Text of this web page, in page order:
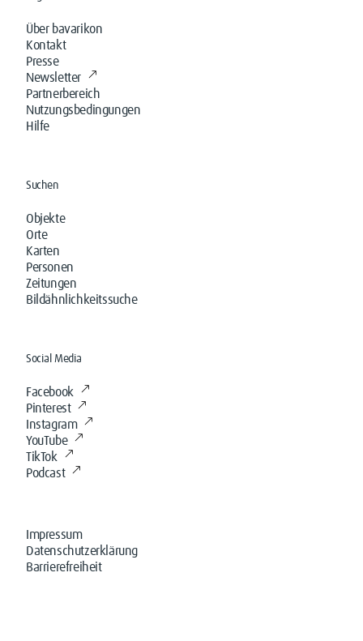
Über bavarikon
Kontakt
Presse
Newsletter
Partnerbereich
Nutzungsbedingungen
Hilfe
Suchen
Objekte
Orte
Karten
Personen
Zeitungen
Bildähnlichkeitssuche
Social Media
Facebook
Pinterest
Instagram
YouTube
TikTok
Podcast
Impressum
Datenschutzerklärung
Barrierefreiheit